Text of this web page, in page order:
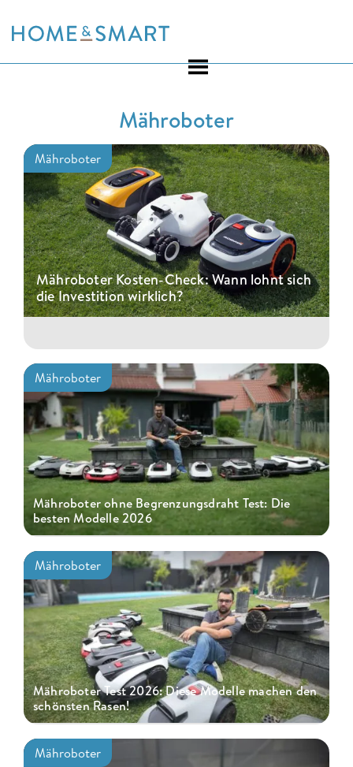
to
Mähroboter
Mähroboter
Mähroboter Kosten-Check: Wann lohnt sich
die Investition wirklich?
Mähroboter
Mähroboter ohne Begrenzungsdraht Test: Die
besten Modelle 2026
Mähroboter
Mähroboter Test 2026: Diese Modelle machen den
schönsten Rasen!
Mähroboter